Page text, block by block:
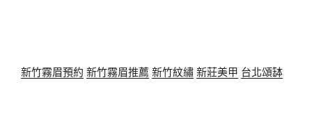
新竹霧眉預約 新竹霧眉推薦 新竹紋繡新莊美甲 台北頌缽